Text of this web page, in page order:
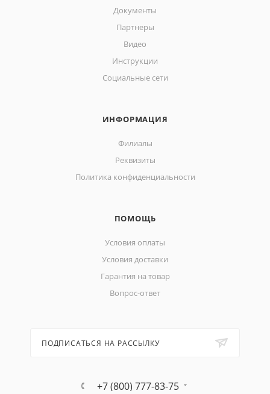
Документы
Партнеры
Видео
Инструкции
Социальные сети
ИНФОРМАЦИЯ
Филиалы
Реквизиты
Политика конфиденциальности
ПОМОЩЬ
Условия оплаты
Условия доставки
Гарантия на товар
Вопрос-ответ
ПОДПИСАТЬСЯ НА РАССЫЛКУ
+7 (800) 777-83-75